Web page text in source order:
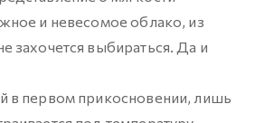
и невесомое облако, из
захочется выбираться. Да и
в первом прикосновении, лишь